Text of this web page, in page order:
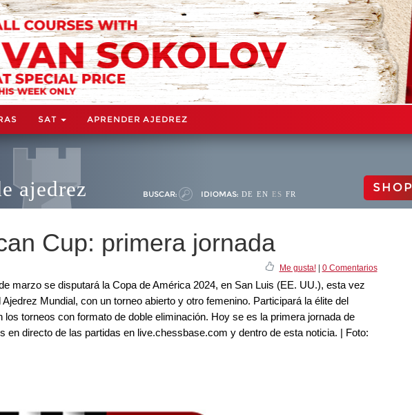
SAT APRENDER AJEDREZ
ajedrez BUSCAR: IDIOMAS: DE EN ES FR SHOP
Cup: primera jornada
Me gusta!| 0 Comentarios
marzo se disputará la Copa de América 2024, en San Luis (EE. UU.), esta vez
Mundial, con un torneo abierto y otro femenino. Participará la élite del
los torneos con formato de doble eliminación. Hoy se es la primera jornada de
en directo de las partidas en live.chessbase.com y dentro de esta noticia. | Foto: